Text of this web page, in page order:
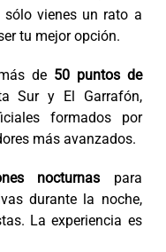
sólo vienes un rato a
tu mejor opción.
de 50 puntos de
Sur y El Garrafón,
formados por
más avanzados.
nocturnas para
durante la noche,
La experiencia es